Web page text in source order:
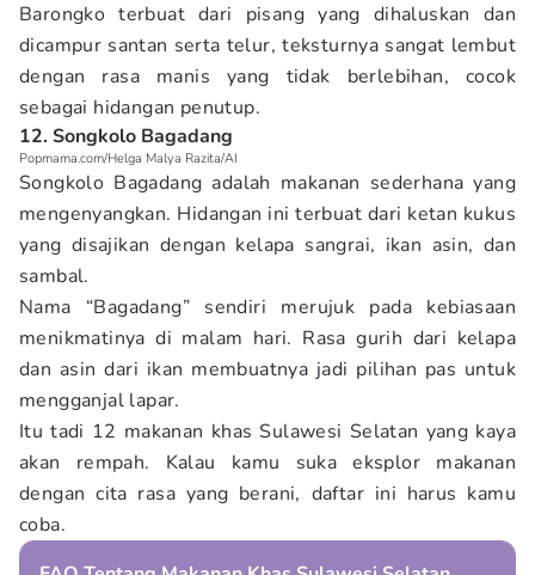
Barongko terbuat dari pisang yang dihaluskan dan
dicampur santan serta telur, teksturnya sangat lembut
dengan rasa manis yang tidak berlebihan, cocok
sebagai hidangan penutup.
12. Songkolo Bagadang
Popmama.com/Helga Malya Razita/AI
Songkolo Bagadang adalah makanan sederhana yang
mengenyangkan. Hidangan ini terbuat dari ketan kukus
yang disajikan dengan kelapa sangrai, ikan asin, dan
sambal.
Nama “Bagadang” sendiri merujuk pada kebiasaan
menikmatinya di malam hari. Rasa gurih dari kelapa
dan asin dari ikan membuatnya jadi pilihan pas untuk
mengganjal lapar.
Itu tadi 12 makanan khas Sulawesi Selatan yang kaya
akan rempah. Kalau kamu suka eksplor makanan
dengan cita rasa yang berani, daftar ini harus kamu
coba.